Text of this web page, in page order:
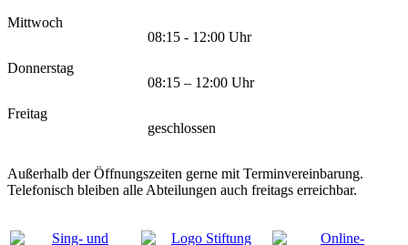
Mittwoch
08:15 - 12:00 Uhr
Donnerstag
08:15 – 12:00 Uhr
Freitag
geschlossen
Außerhalb der Öffnungszeiten gerne mit Terminvereinbarung.
Telefonisch bleiben alle Abteilungen auch freitags erreichbar.